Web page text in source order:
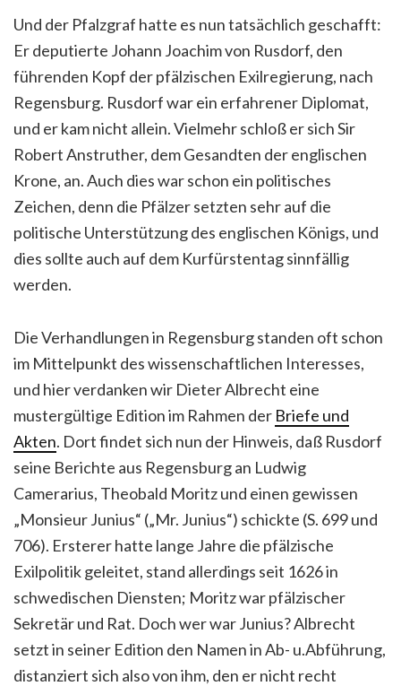
Und der Pfalzgraf hatte es nun tatsächlich geschafft:
Er deputierte Johann Joachim von Rusdorf, den
führenden Kopf der pfälzischen Exilregierung, nach
Regensburg. Rusdorf war ein erfahrener Diplomat,
und er kam nicht allein. Vielmehr schloß er sich Sir
Robert Anstruther, dem Gesandten der englischen
Krone, an. Auch dies war schon ein politisches
Zeichen, denn die Pfälzer setzten sehr auf die
politische Unterstützung des englischen Königs, und
dies sollte auch auf dem Kurfürstentag sinnfällig
werden.
Die Verhandlungen in Regensburg standen oft schon
im Mittelpunkt des wissenschaftlichen Interesses,
und hier verdanken wir Dieter Albrecht eine
mustergültige Edition im Rahmen der Briefe und
Akten. Dort findet sich nun der Hinweis, daß Rusdorf
seine Berichte aus Regensburg an Ludwig
Camerarius, Theobald Moritz und einen gewissen
„Monsieur Junius“ („Mr. Junius“) schickte (S. 699 und
706). Ersterer hatte lange Jahre die pfälzische
Exilpolitik geleitet, stand allerdings seit 1626 in
schwedischen Diensten; Moritz war pfälzischer
Sekretär und Rat. Doch wer war Junius? Albrecht
setzt in seiner Edition den Namen in Ab- u.Abführung,
distanziert sich also von ihm, den er nicht recht